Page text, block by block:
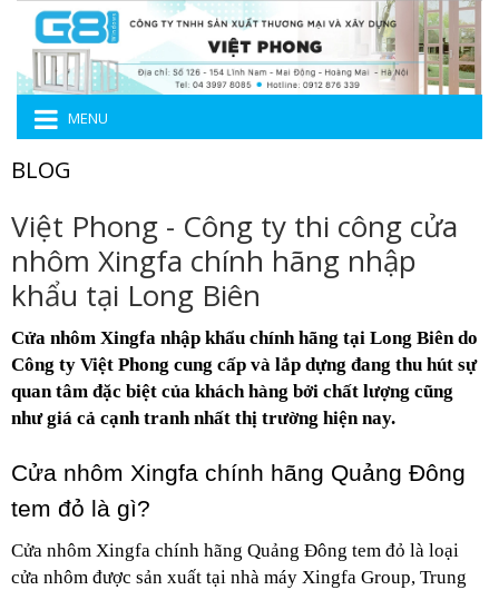
MENU
BLOG
Việt Phong - Công ty thi công cửa
nhôm Xingfa chính hãng nhập
khẩu tại Long Biên
Cửa nhôm Xingfa nhập khẩu chính hãng tại Long Biên do
Công ty Việt Phong cung cấp và lắp dựng đang thu hút sự
quan tâm đặc biệt của khách hàng bởi chất lượng cũng
như giá cả cạnh tranh nhất thị trường hiện nay.
Cửa nhôm Xingfa chính hãng Quảng Đông
tem đỏ là gì?
Cửa nhôm Xingfa chính hãng Quảng Đông tem đỏ là loại
cửa nhôm được sản xuất tại nhà máy Xingfa Group, Trung